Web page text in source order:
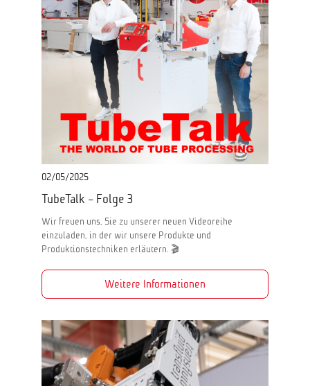
02/05/2025
TubeTalk - Folge 3
Wir freuen uns, Sie zu unserer neuen Videoreihe
einzuladen, in der wir unsere Produkte und
Produktionstechniken erläutern. 🎬
Weitere Informationen